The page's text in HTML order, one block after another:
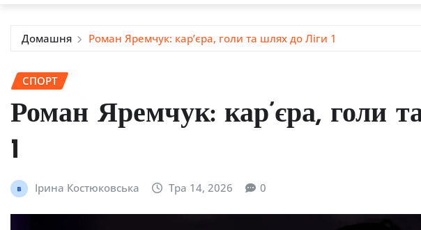
Домашня Роман Яремчук: кар’єра, голи та шлях до Ліги 1
СПОРТ
Роман Яремчук: кар’єра, голи
1
Ірина Костюковська Тра 14, 2026 0